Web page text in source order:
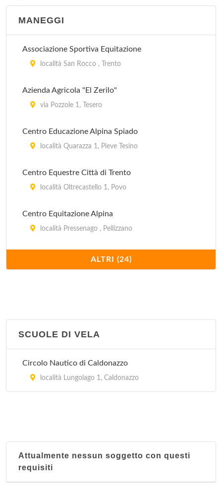
MANEGGI
Associazione Sportiva Equitazione
località San Rocco , Trento
Azienda Agricola "El Zerilo"
via Pozzole 1, Tesero
Centro Educazione Alpina Spiado
località Quarazza 1, Pieve Tesino
Centro Equestre Città di Trento
località Oltrecastello 1, Povo
Centro Equitazione Alpina
località Pressenago , Pellizzano
Centro Ippico "La Roccia"
località San Rocco 10, Villazzano
Centro Ippico Castel Beseno
via Cesare Battisti , Calliano
Centro Ippico Paradiso
Cis Due Laghi
ALTRI (24)
SCUOLE DI VELA
Circolo Nautico di Caldonazzo
località Lungolago 1, Caldonazzo
Attualmente nessun soggetto con questi
requisiti